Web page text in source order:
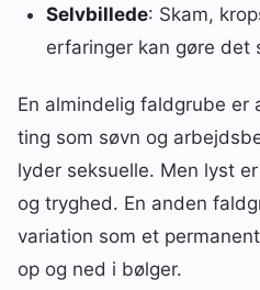
Selvbillede: Skam,
erfaringer kan gøre
En almindelig faldgrube er
ting som søvn og
lyder seksuelle. Men lyst
og tryghed. En anden
variation som et
op og ned i bølger.